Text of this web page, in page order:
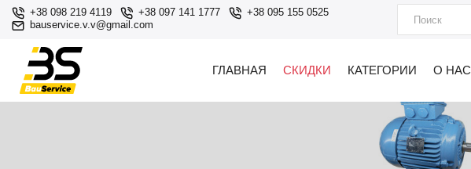
+38 098 219 4119 +38 097 141 1777
+38 095 155 0525
bauservice.v.v@gmail.com
ГЛАВНАЯ СКИДКИ КАТЕГОРИИ О НАС